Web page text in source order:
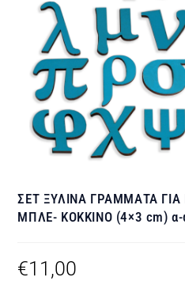
ΣΕΤ ΞΥΛΙΝΑ ΓΡΑΜΜΑΤΑ
ΜΠΛΕ- ΚΟΚΚΙΝΟ (4×3 cm) α-
€11,00